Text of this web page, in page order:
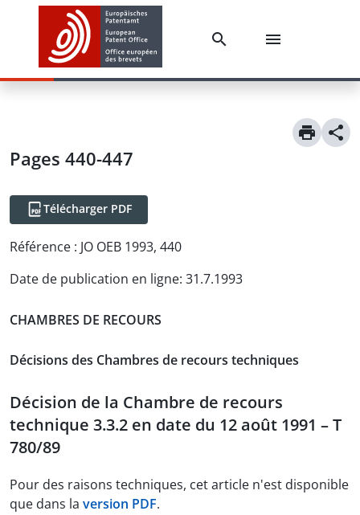
Pages 440-447
Télécharger PDF
Référence : JO OEB 1993, 440
Date de publication en ligne: 31.7.1993
CHAMBRES DE RECOURS
Décisions des Chambres de recours techniques
Décision de la Chambre de recours
technique 3.3.2 en date du 12 août 1991 – T
780/89
Pour des raisons techniques, cet article n'est disponible
que dans la version PDF.